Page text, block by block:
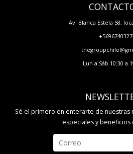
Av. Blanca Estela 58,
Lun a Sáb 10:30 a
Sé el primero en enterarte de nuestras
especiales y beneficios